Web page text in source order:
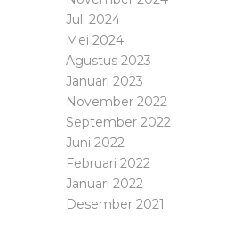
Juli 2024
Mei 2024
Agustus 2023
Januari 2023
November 2022
September 2022
Juni 2022
Februari 2022
Januari 2022
Desember 2021